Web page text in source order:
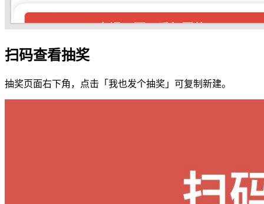
扫码查看抽奖
抽奖页面右下角，点击「我也发个抽奖」可复制新建。